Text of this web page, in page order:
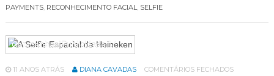
PAYMENTS, RECONHECIMENTO FACIAL, SELFIE
Campanhas|Publicidade14
11 ANOS ATRÁS DIANA CAVADAS COMENTÁRIOS FECHADOS